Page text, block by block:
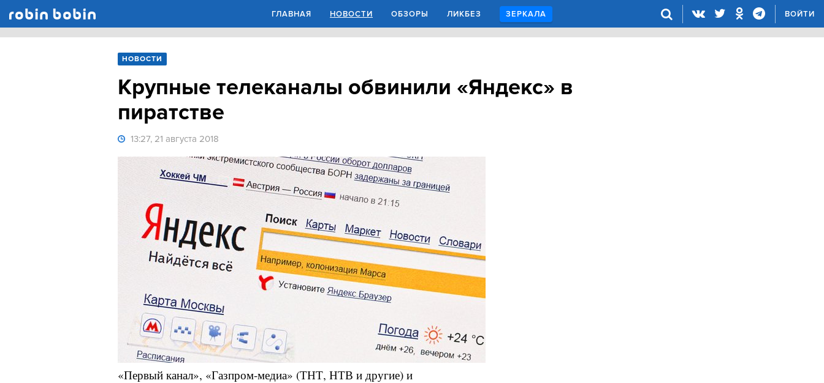
ГЛАВНАЯ НОВОСТИ ОБЗОРЫ ЛИКБЕЗ ЗЕРКАЛА ВОЙТИ
НОВОСТИ
Крупные телеканалы обвинили «Яндекс» в
пиратстве
13:27, 21 августа 2018
«Первый канал», «Газпром-медиа» (ТНТ, НТВ и другие) и